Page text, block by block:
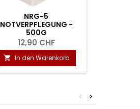
NRG-5
NOTVERPFLEGUNG -
500G
12,90 CHF
 In den Warenkorb
>
<